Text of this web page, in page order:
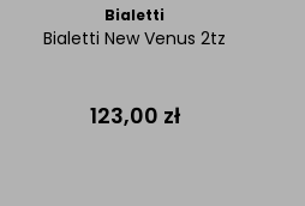
Bialetti
Bialetti New Venus 2tz
123,00 zł